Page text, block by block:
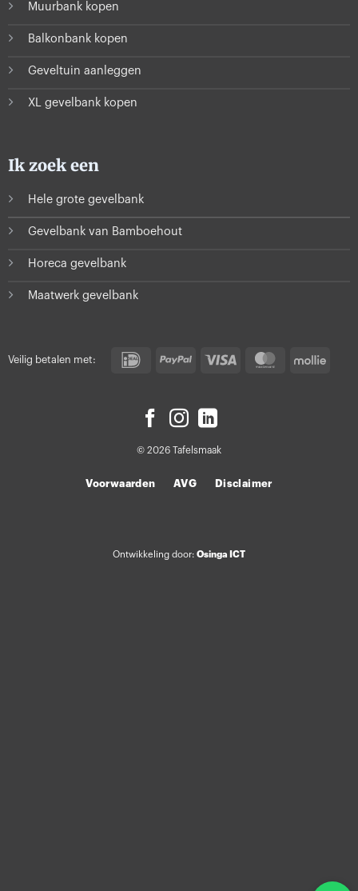
Muurbank kopen
Balkonbank kopen
Geveltuin aanleggen
XL gevelbank kopen
Ik zoek een
Hele grote gevelbank
Gevelbank van Bamboehout
Horeca gevelbank
Maatwerk gevelbank
Veilig betalen met: IDeal PayPal Visa MasterCard
© 2026 Tafelsmaak
Voorwaarden AVG Disclaimer
Ontwikkeling door: Osinga ICT